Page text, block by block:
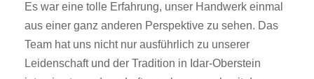
Es war eine tolle Erfahrung, unser Handwerk einmal
aus einer ganz anderen Perspektive zu sehen. Das
Team hat uns nicht nur ausführlich zu unserer
Leidenschaft und der Tradition in Idar-Oberstein